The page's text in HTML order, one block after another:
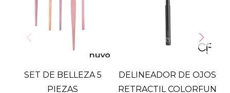
SET DE BELLEZA 5
PIEZAS
DELINEADOR DE OJOS
RETRACTIL COLORFUN